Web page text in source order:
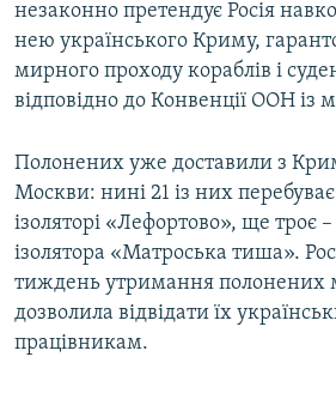
незаконно претендує Росія
нею українського Криму,
мирного проходу кораблів і
відповідно до Конвенції ООН із
Полонених уже доставили з
Москви: нині 21 із них
ізоляторі «Лефортово», ще троє
ізолятора «Матроська тиша».
тиждень утримання полонених
дозволила відвідати їх
працівникам.